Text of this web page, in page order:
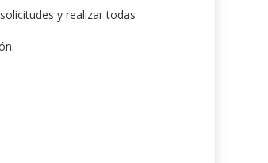
y realizar todas